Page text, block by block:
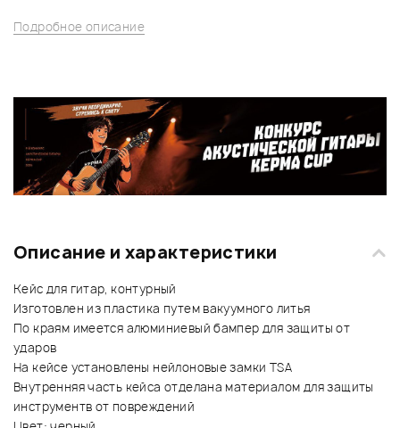
Подробное описание
Описание и характеристики
Кейс для гитар, контурный
Изготовлен из пластика путем вакуумного литья
По краям имеется алюминиевый бампер для защиты от
ударов
На кейсе установлены нейлоновые замки TSA
Внутренняя часть кейса отделана материалом для защиты
инструментв от повреждений